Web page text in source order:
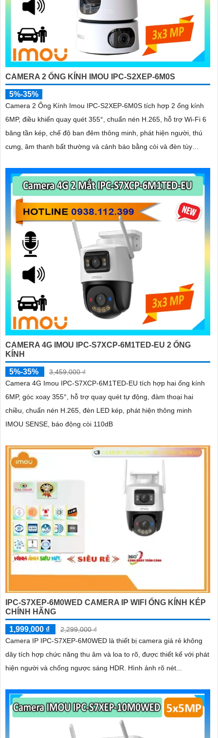
CAMERA 2 ỐNG KÍNH IMOU IPC-S2XEP-6M0S
5%-35%
Camera 2 Ống Kính Imou IPC-S2XEP-6M0S tích hợp 2 ống kính
6MP, điều khiển quay quét 355°, chuẩn nén H.265, hỗ trợ Wi-Fi 6
băng tần kép, chế độ ban đêm thông minh, phát hiện người, thú
cưng, âm thanh bất thường và cảnh báo bằng còi và đèn tùy
CAMERA 4G IMOU IPC-S7XCP-6M1TED-EU 2 ỐNG
KÍNH
5%-35%
3,459,000 ₫
Camera 4G Imou IPC-S7XCP-6M1TED-EU tích hợp hai ống kính
6MP, góc xoay 355°, hỗ trợ quay quét tự động, đàm thoại hai
chiều, chuẩn nén H.265, đèn LED kép, phát hiện thông minh
IMOU SENSE, báo động còi 110dB
IPC-S7XEP-6M0WED CAMERA IP WIFI ỐNG KÍNH KÉP
CHÍNH HÃNG
1,999,000 ₫
2,299,000 ₫
Camera IP IPC-S7XEP-6M0WED là thiết bị camera giá rẻ không
dây tích hợp chức năng thu âm và loa to rõ, được thiết kế với phát
hiện người và chống ngược sáng HDR. Hình ảnh rõ nét...